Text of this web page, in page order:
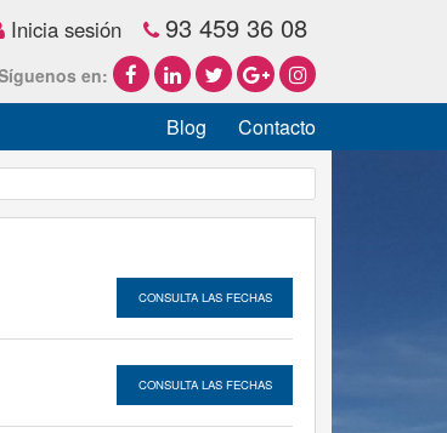
Inicia sesión 93 459 36 08
en:
Blog Contacto
CONSULTA LAS FECHAS
CONSULTA LAS FECHAS